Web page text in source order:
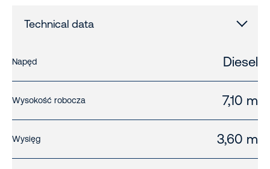
Technical data
Napęd Diesel
Wysokość robocza 7,10 m
Wysięg 3,60 m